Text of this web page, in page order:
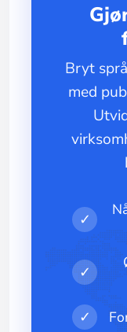
Bryt
med
✓
✓
✓